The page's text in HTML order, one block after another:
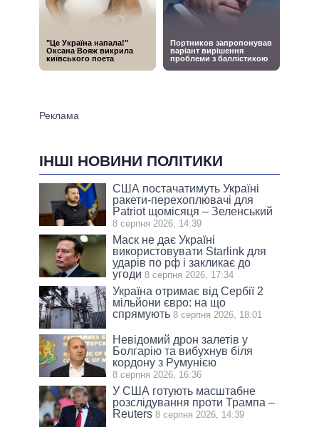
ІНШІ НОВИНИ ПОЛІТИКИ
США постачатимуть Україні
ракети-перехоплювачі для
Patriot щомісяця – Зеленський
8 серпня 2026, 14:39
Маск не дає Україні
використовувати Starlink для
ударів по рф і закликає до
угоди 8 серпня 2026, 17:34
Україна отримає від Сербії 2
мільйони євро: на що
спрямують 8 серпня 2026, 18:01
Невідомий дрон залетів у
Болгарію та вибухнув біля
кордону з Румунією
8 серпня 2026, 16:36
У США готують масштабне
розслідування проти Трампа –
Reuters 8 серпня 2026, 14:39